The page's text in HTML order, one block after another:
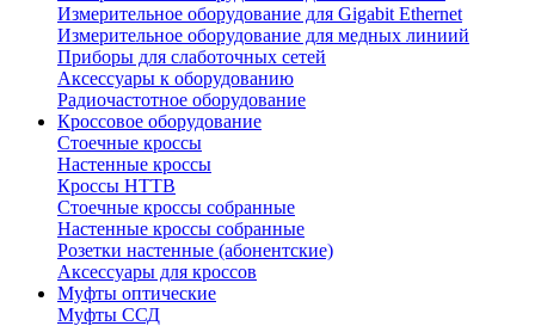
Измерительное оборудование для Gigabit Ethernet
Измерительное оборудование для медных линиий
Приборы для слаботочных сетей
Аксессуары к оборудованию
Радиочастотное оборудование
Кроссовое оборудование
Стоечные кроссы
Настенные кроссы
Кроссы HTTB
Стоечные кроссы собранные
Настенные кроссы собранные
Розетки настенные (абонентские)
Аксессуары для кроссов
Муфты оптические
Муфты ССД